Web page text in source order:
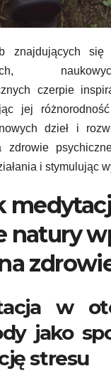
znajdujących się
czerpie
jej
dzieł i
zdrowie
i stymulując
natury
w
jako
stresu